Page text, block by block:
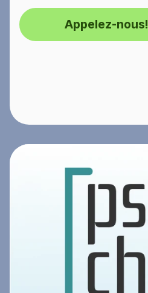
Appelez-nous!